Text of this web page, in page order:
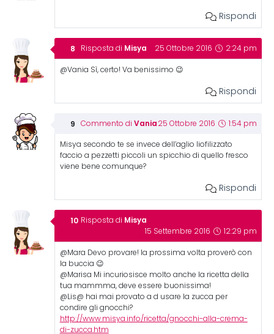
Rispondi
Risposta di Misya 25 Ottobre 2016 2:24 pm
@Vania Sì, certo! Va benissimo 😉
Rispondi
Commento di Vania 25 Ottobre 2016 1:54 pm
Misya secondo te se invece dell’aglio liofilizzato
faccio a pezzetti piccoli un spicchio di quello fresco
viene bene comunque?
Rispondi
Risposta di Misya
15 Settembre 2016 12:29 pm
@Mara Devo provare! la prossima volta proverò con
la buccia 😉
@Marisa Mi incuriosisce molto anche la ricetta della
tua mammma, deve essere buonissima!
@Lis@ hai mai provato a d usare la zucca per
condire gli gnocchi?
http://www.misya.info/ricetta/gnocchi-alla-crema-
di-zucca.htm